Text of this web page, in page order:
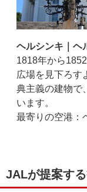
ヘルシンキ｜ヘ
1818年から
広場を見下ろす
典主義の建物で
います。
最寄りの空港：
JALが提案す